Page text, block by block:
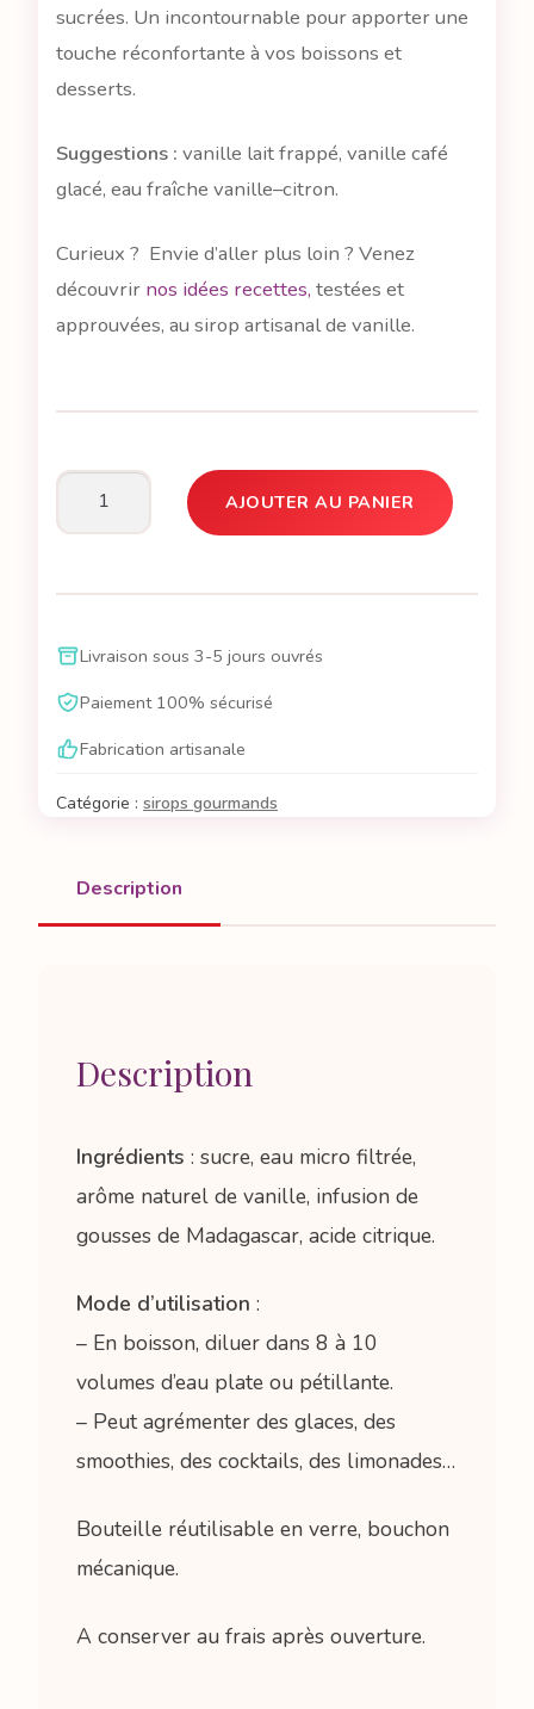
sucrées. Un incontournable pour apporter une
touche réconfortante à vos boissons et
desserts.
Suggestions : vanille lait frappé, vanille café
glacé, eau fraîche vanille–citron.
Curieux ? Envie d’aller plus loin ? Venez
découvrir nos idées recettes, testées et
approuvées, au sirop artisanal de vanille.
quantité
c'est
sirop
de
AJOUTER AU PANIER
Livraison sous 3-5 jours ouvrés
Paiement 100% sécurisé
Fabrication artisanale
Catégorie : sirops gourmands
Description
Description
Ingrédients : sucre, eau micro filtrée,
arôme naturel de vanille, infusion de
gousses de Madagascar, acide citrique.
Mode d’utilisation :
– En boisson, diluer dans 8 à 10
volumes d’eau plate ou pétillante.
– Peut agrémenter des glaces, des
smoothies, des cocktails, des limonades…
Bouteille réutilisable en verre, bouchon
mécanique.
A conserver au frais après ouverture.